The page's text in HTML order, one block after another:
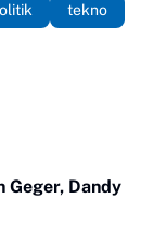
tekno
Geger, Dandy